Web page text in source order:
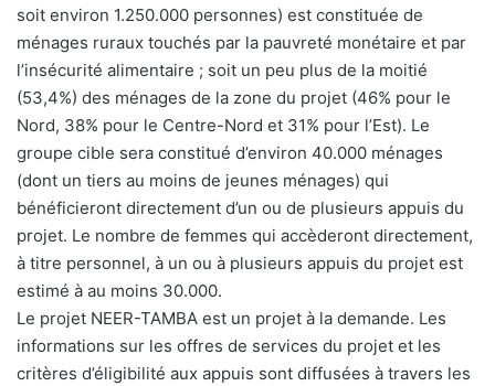
soit environ 1.250.000 personnes) est constituée de
ménages ruraux touchés par la pauvreté monétaire et par
l’insécurité alimentaire ; soit un peu plus de la moitié
(53,4%) des ménages de la zone du projet (46% pour le
Nord, 38% pour le Centre-Nord et 31% pour l’Est). Le
groupe cible sera constitué d’environ 40.000 ménages
(dont un tiers au moins de jeunes ménages) qui
bénéficieront directement d’un ou de plusieurs appuis du
projet. Le nombre de femmes qui accèderont directement,
à titre personnel, à un ou à plusieurs appuis du projet est
estimé à au moins 30.000.
Le projet NEER-TAMBA est un projet à la demande. Les
informations sur les offres de services du projet et les
critères d’éligibilité aux appuis sont diffusées à travers les